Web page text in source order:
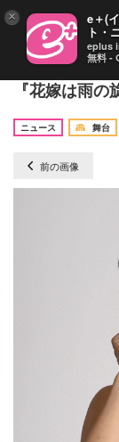
渡辺和貴・
『花嫁は雨
ニュース
舞台
前の画像
× e＋(
ト・
eplus
無料 -